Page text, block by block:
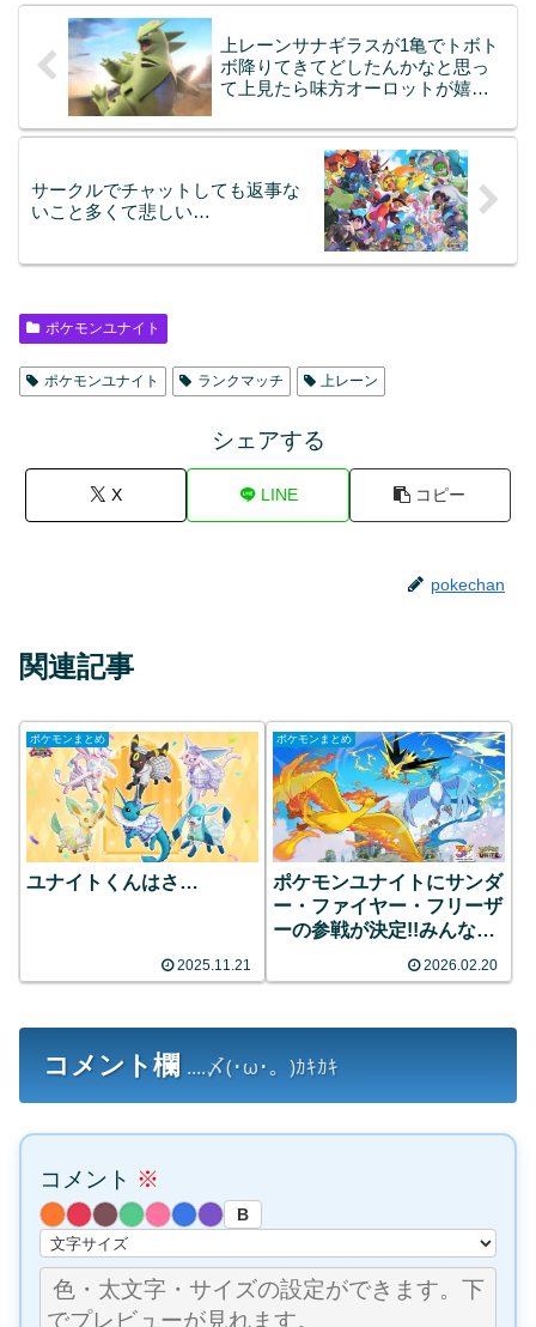
上レーンサナギラスが1亀でトボト
ボ降りてきてどしたんかなと思っ
て上見たら味方オーロットが嬉々
サークルでチャットしても返事な
いこと多くて悲しい…
ポケモンユナイト
ポケモンユナイト ランクマッチ 上レーン
シェアする
X LINE コピー
pokechan
関連記事
ポケモンまとめ
ユナイトくんはさ…
2025.11.21
ポケモンまとめ
ポケモンユナイトにサンダ
ー・ファイヤー・フリーザ
ーの参戦が決定!!みんなの
2026.02.20
コメント欄 ....〆(･ω･。)ｶｷｶｷ
コメント ※
B